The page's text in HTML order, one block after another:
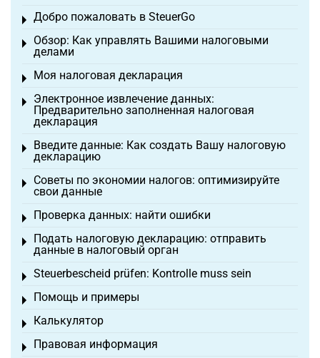
Добро пожаловать в SteuerGo
Toggle menu
Обзор: Как управлять Вашими налоговыми
делами
Toggle menu
Моя налоговая декларация
Toggle menu
Электронное извлечение данных:
Предварительно заполненная налоговая
декларация
Toggle menu
Введите данные: Как создать Вашу налоговую
декларацию
Toggle menu
Советы по экономии налогов: оптимизируйте
свои данные
Toggle menu
Проверка данных: найти ошибки
Toggle menu
Подать налоговую декларацию: отправить
данные в налоговый орган
Toggle menu
Steuerbescheid prüfen: Kontrolle muss sein
Toggle menu
Помощь и примеры
Toggle menu
Калькулятор
Toggle menu
Правовая информация
Toggle menu